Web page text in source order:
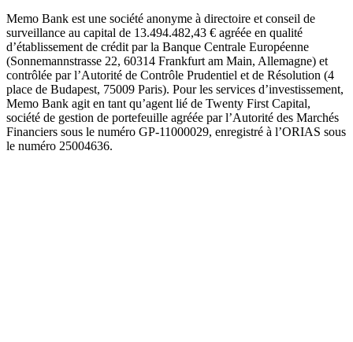
Memo Bank est une société anonyme à directoire et conseil de
surveillance au capital de 13.494.482,43 € agréée en qualité
d’établissement de crédit par la Banque Centrale Européenne
(Sonnemannstrasse 22, 60314 Frankfurt am Main, Allemagne) et
contrôlée par l’Autorité de Contrôle Prudentiel et de Résolution (4
place de Budapest, 75009 Paris). Pour les services d’investissement,
Memo Bank agit en tant qu’agent lié de Twenty First Capital,
société de gestion de portefeuille agréée par l’Autorité des Marchés
Financiers sous le numéro GP-11000029, enregistré à l’ORIAS sous
le numéro 25004636.